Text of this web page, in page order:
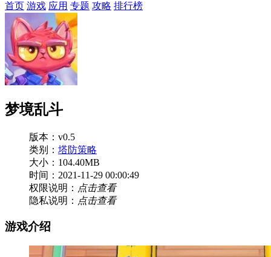
首页 游戏 应用 专题 攻略 排行榜
梦境乱斗
版本：v0.5
类别： 塔防策略
大小：104.40MB
时间：2021-11-29 00:00:49
权限说明： 点击查看
隐私说明： 点击查看
游戏介绍